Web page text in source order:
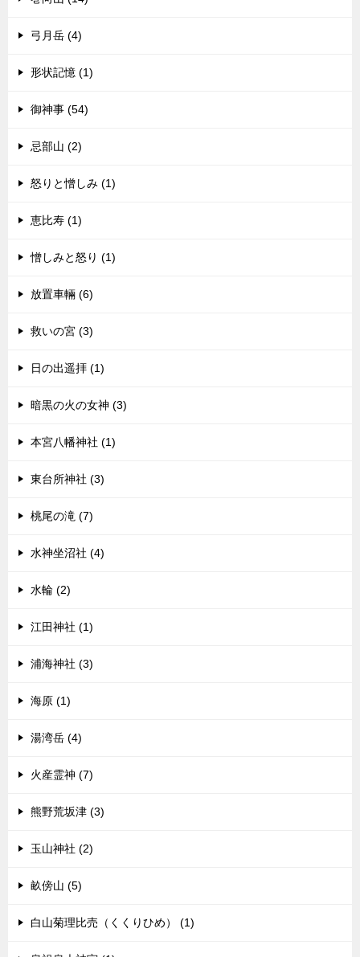
弓月岳 (4)
形状記憶 (1)
御神事 (54)
忌部山 (2)
怒りと憎しみ (1)
恵比寿 (1)
憎しみと怒り (1)
放置車輛 (6)
救いの宮 (3)
日の出遥拝 (1)
暗黒の火の女神 (3)
本宮八幡神社 (1)
東台所神社 (3)
桃尾の滝 (7)
水神坐沼社 (4)
水輪 (2)
江田神社 (1)
浦海神社 (3)
海原 (1)
湯湾岳 (4)
火産霊神 (7)
熊野荒坂津 (3)
玉山神社 (2)
畝傍山 (5)
白山菊理比売（くくりひめ） (1)